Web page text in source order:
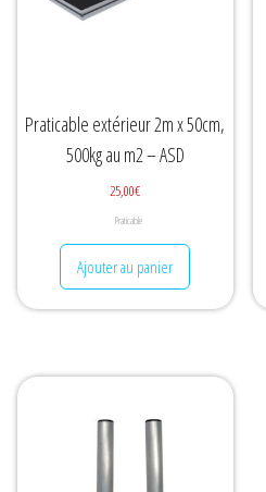
Praticable extérieur 2m x 50cm,
500kg au m2 – ASD
25,00€
Praticable
Ajouter au panier